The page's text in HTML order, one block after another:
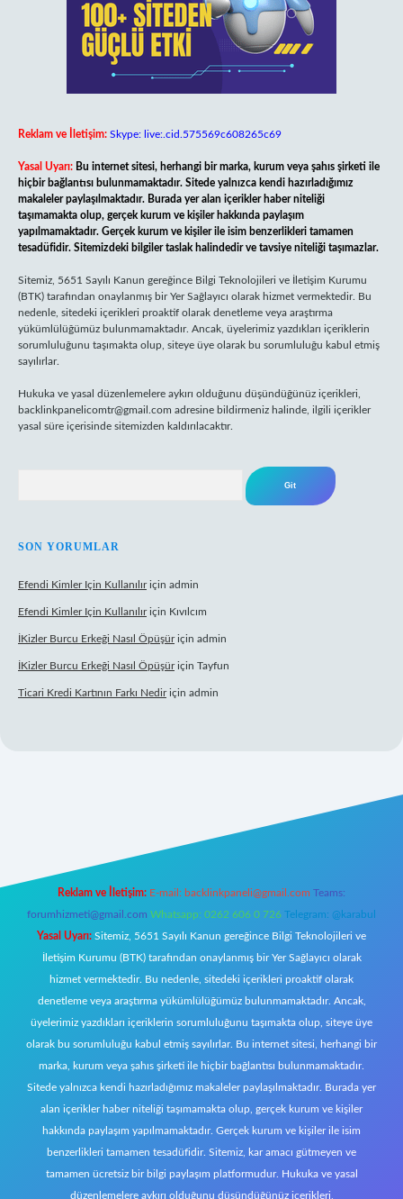
Reklam ve İletişim: Skype: live:.cid.575569c608265c69
Yasal Uyarı: Bu internet sitesi, herhangi bir marka, kurum veya şahıs şirketi ile
hiçbir bağlantısı bulunmamaktadır. Sitede yalnızca kendi hazırladığımız
makaleler paylaşılmaktadır. Burada yer alan içerikler haber niteliği
taşımamakta olup, gerçek kurum ve kişiler hakkında paylaşım
yapılmamaktadır. Gerçek kurum ve kişiler ile isim benzerlikleri tamamen
tesadüfidir. Sitemizdeki bilgiler taslak halindedir ve tavsiye niteliği taşımazlar.
Sitemiz, 5651 Sayılı Kanun gereğince Bilgi Teknolojileri ve İletişim Kurumu
(BTK) tarafından onaylanmış bir Yer Sağlayıcı olarak hizmet vermektedir. Bu
nedenle, sitedeki içerikleri proaktif olarak denetleme veya araştırma
yükümlülüğümüz bulunmamaktadır. Ancak, üyelerimiz yazdıkları içeriklerin
sorumluluğunu taşımakta olup, siteye üye olarak bu sorumluluğu kabul etmiş
sayılırlar.
Hukuka ve yasal düzenlemelere aykırı olduğunu düşündüğünüz içerikleri,
backlinkpanelicomtr@gmail.com adresine bildirmeniz halinde, ilgili içerikler
yasal süre içerisinde sitemizden kaldırılacaktır.
SON YORUMLAR
Efendi Kimler Için Kullanılıriçin admin
Efendi Kimler Için Kullanılıriçin Kıvılcım
İKizler Burcu Erkeği Nasıl Öpüşüriçin admin
İKizler Burcu Erkeği Nasıl Öpüşüriçin Tayfun
Ticari Kredi Kartının Farkı Nediriçin admin
Reklam ve İletişim: E-mail: backlinkpaneli@gmail.com Teams:
forumhizmeti@gmail.com Whatsapp: 0262 606 0 726 Telegram: @karabul
Yasal Uyarı: Sitemiz, 5651 Sayılı Kanun gereğince Bilgi Teknolojileri ve
İletişim Kurumu (BTK) tarafından onaylanmış bir Yer Sağlayıcı olarak
hizmet vermektedir. Bu nedenle, sitedeki içerikleri proaktif olarak
denetleme veya araştırma yükümlülüğümüz bulunmamaktadır. Ancak,
üyelerimiz yazdıkları içeriklerin sorumluluğunu taşımakta olup, siteye üye
olarak bu sorumluluğu kabul etmiş sayılırlar. Bu internet sitesi, herhangi bir
marka, kurum veya şahıs şirketi ile hiçbir bağlantısı bulunmamaktadır.
Sitede yalnızca kendi hazırladığımız makaleler paylaşılmaktadır. Burada yer
alan içerikler haber niteliği taşımamakta olup, gerçek kurum ve kişiler
hakkında paylaşım yapılmamaktadır. Gerçek kurum ve kişiler ile isim
benzerlikleri tamamen tesadüfidir. Sitemiz, kar amacı gütmeyen ve
tamamen ücretsiz bir bilgi paylaşım platformudur. Hukuka ve yasal
düzenlemelere aykırı olduğunu düşündüğünüz içerikleri,